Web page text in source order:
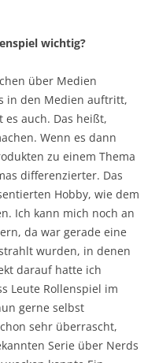
wichtig?
über Medien
in den Medien auftritt,
auch. Das heißt,
Wenn es dann
zu einem Thema
differenzierter. Das
Hobby, wie dem
Ich kann mich noch an
da war gerade eine
wurden, in denen
darauf hatte ich
Leute Rollenspiel im
gerne selbst
sehr überrascht,
Serie über Nerds